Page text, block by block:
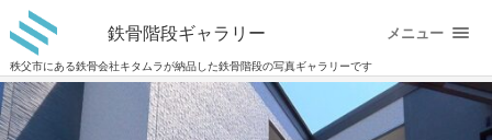
鉄骨階段ギャラリー
秩父市にある鉄骨会社キタムラが納品した鉄骨階段の写真ギャラリーです
メニュー